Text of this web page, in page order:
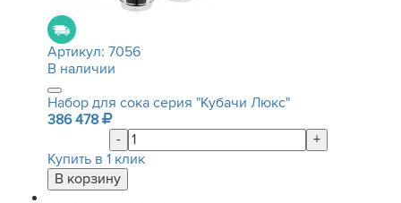
Артикул: 7056
В наличии
Набор для сока серия "Кубачи Люкс"
386 478
-
+
Купить в 1 клик